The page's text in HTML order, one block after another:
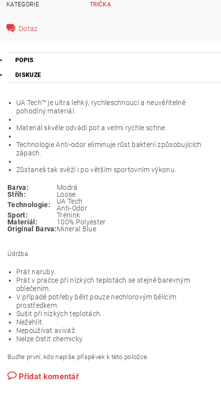
KATEGORIE
TRIČKA
Dotaz
POPIS
DISKUZE
UA Tech™ je ultra lehký, rychleschnoucí a neuvěřitelně
pohodlný materiál.
Materiál skvěle odvádí pot a velmi rychle schne.
Technologie Anti-odor eliminuje růst bakterií způsobujících
zápach.
Zůstaneš tak svěží i po větším sportovním výkonu.
Barva:
Modrá
Střih:
Loose
Technologie:
UA Tech
Anti-Odor
Sport:
Trénink
Materiál:
100% Polyester
Original Barva:Mineral Blue
Údržba
Prát naruby.
Prát v pračce při nízkých teplotách se stejně barevným
oblečením.
V případě potřeby bělit pouze nechlorovým bělícím
prostředkem.
Sušit při nízkých teplotách.
Nežehlit.
Nepoužívat aviváž.
Nelze čistit chemicky.
Buďte první, kdo napíše příspěvek k této položce.
Přidat komentář